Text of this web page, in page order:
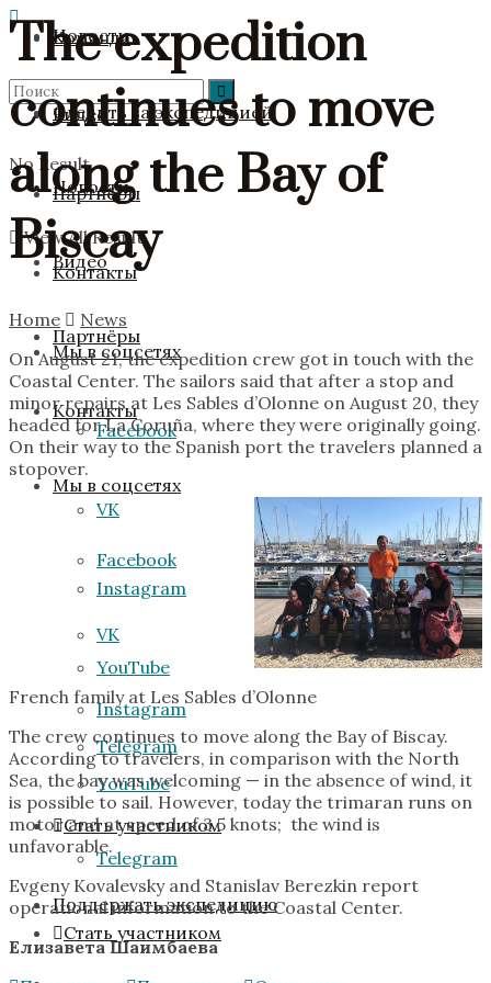
Новости
Видео
Партнёры
Контакты
Мы в соцсетях
Facebook
VK
Instagram
YouTube
Telegram
Стать участником
Поддержать экспедицию
Команда
Следить за экспедицией
Новости
Видео
Партнёры
Контакты
Мы в соцсетях
Facebook
VK
Instagram
YouTube
Telegram
Стать участником
No Result
View All Result
The expedition
continues to move
along the Bay of
Biscay
Home
News
On August 21, the expedition crew got in touch with the
Coastal Center. The sailors said that after a stop and
minor repairs at Les Sables d’Olonne on August 20, they
headed for La Coruña, where they were originally going.
On their way to the Spanish port the travelers planned a
stopover.
French family at Les Sables d’Olonne
The crew continues to move along the Bay of Biscay.
According to travelers, in comparison with the North
Sea, the bay was welcoming — in the absence of wind, it
is possible to sail. However, today the trimaran runs on
motor and at speed of 3.5 knots; the wind is
unfavorable.
Evgeny Kovalevsky and Stanislav Berezkin report
operational information to the Coastal Center.
Елизавета Шаимбаева